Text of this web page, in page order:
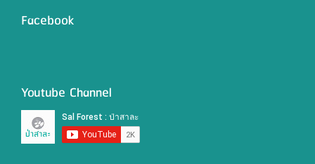
Facebook
Youtube Channel